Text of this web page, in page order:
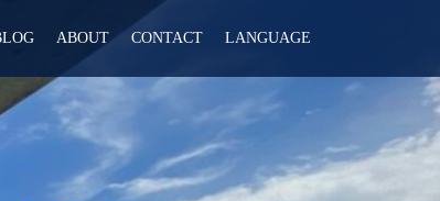
ABOUT CONTACT LANGUAGE